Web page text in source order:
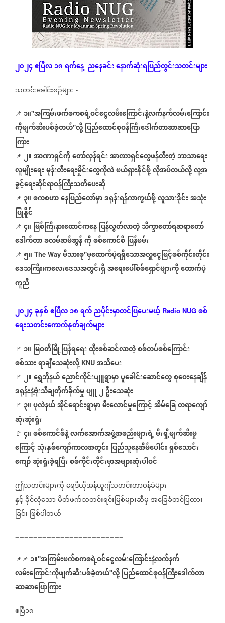
၂၀၂၄ဧပြီလ၁၈ရက်နေ့ ညနေခင်းနောက်ဆုံးရပြည်တွင်းသတင်းများ
သတင်းခေါင်းစဉ်များ -
📌 ၁။"အကြမ်းဖက်စကစရဲ့ဝင်ငွေလမ်းကြောင်းနဲ့လက်နက်လမ်းကြောင်း
ကိုဖျက်ဆီးပစ်ခဲ့တယ်"လို့ပြည်ထောင်စုဝန်ကြီးဒေါက်တာဆာဆာပြော
ကြား
📌 ၂။အာဏာရှင်ကိုတော်လှန်ရင်းအာဏာရှင်တွေဖန်တီးတဲ့ဘာသာရေး
လူမျိုးရေးမုန်းတီးရေးမှိုင်းတွေကိုလဲဖယ်ရှားနိုင်ဖို့လိုအပ်တယ်လို့လူ့အ
ခွင့်ရေးဆိုင်ရာဝန်ကြီးသတိပေးဆို
📌 ၃။စကစဟာနေပြည်တော်မှာဒရုန်းရန်ကာကွယ်ဖို့လူသားဒိုင်းအသုံး
ပြုနိူင်
📌 ၄။ မြစ်ကြီးနားထောင်ကနေပြန်လွတ်လာတဲ့သိက္ခာတော်ရဆရာတော်
ဒေါက်တာခလမ်ဆမ်ဆွန်ကိုစစ်ကောင်စီပြန်ဖမ်း
📌 ၅။ The Way မိသားစု"မှထောက်ပံ့ရရှိသောအလှူငွေဖြင့်စစ်ကိုင်းတိုင်း
ဒေသကြီး၊ကလေးဒေသအတွင်းရှိအရေးပေါ်စစ်ရှောင်များကိုထောက်ပံ့
ကူညီ
၂၀၂၄ခုနှစ်ဧပြီလ၁၈ရက်ညပိုင်းမှာတင်ပြပေးမယ့် Radio NUG စစ်
ရေးသတင်းကောက်နုတ်ချက်များ
🚩 ၁။ မြဝတီမြို့ပြန်ရရေးထိုးစစ်ဆင်လာတဲ့စစ်တပ်စစ်ကြောင်း
စစ်သားရာချီသေဆုံးလို့ KNU အသိပေး
🚩 ၂။ရွှေဘိုနယ်ညောင်ကိုင်းပျူရွာမှာပူခေါင်းဆောင်တွေစုဝေးနေချိန်
ဒရုန်းနဲ့ဗုံးသီချတိုက်ခိုက်မှုပျူ၂ဦးသေဆုံး
🚩 ၃။ပုလဲနယ်အိုင်ရောင်းရွာမှာမီးလောင်မှုကြောင့်အိမ်ခြေတရာကျော်
ဆုံးဆုံးရှုံး
🚩 ၄။စစ်ကောင်စီနဲ့လက်အောက်အဖွဲ့အစည်းများရဲ့မီးရှို့ဖျက်ဆီးမှု
ကြောင့်သုံးနှစ်ကျော်ကာလအတွင်း ပြည်သူနေအိမ်ပေါင်းရှစ်သောင်း
ကျော်ဆုံးရှုံးခဲ့ရပြီးစစ်ကိုင်းတိုင်းမှာအများဆုံးပါဝင်
ဤသတင်းများကိုရေဒီယိုအန်ယူဂျီသတင်းတာဝန်ခံများ
နှင့်ခိုင်လုံသောမိတ်ဖက်သတင်းရင်းမြစ်များဆီမှအခြေခံတင်ပြထား
ခြင်း ဖြစ်ပါတယ်
========================
📌📌 ၁။"အကြမ်းဖက်စကစရဲ့ဝင်ငွေလမ်းကြောင်းနဲ့လက်နက်
လမ်းကြောင်းကိုဖျက်ဆီးပစ်ခဲ့တယ်"လို့ပြည်ထောင်စုဝန်ကြီးဒေါက်တာ
ဆာဆာပြောကြား
ဧပြီ၁၈